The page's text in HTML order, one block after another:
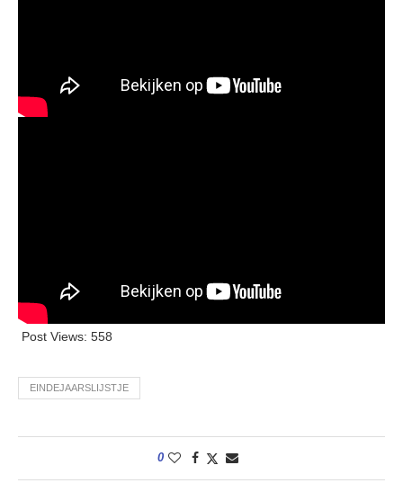
Post Views: 558
EINDEJAARSLIJSTJE
0